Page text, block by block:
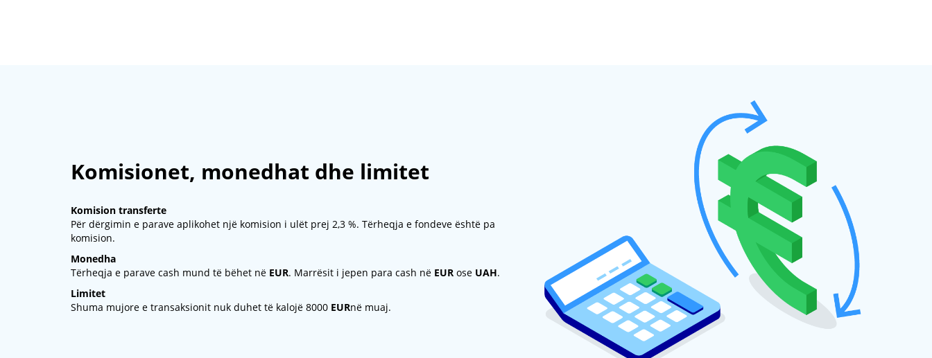
Komisionet, monedhat dhe limitet
Komision transferte
Për dërgimin e parave aplikohet një komision i ulët prej 2,3 %. Tërheqja e fondeve është pa
komision.
Monedha
Tërheqja e parave cash mund të bëhet në EUR. Marrësit i jepen para cash në EUR ose UAH.
Limitet
Shuma mujore e transaksionit nuk duhet të kalojë 8000 EURnë muaj.